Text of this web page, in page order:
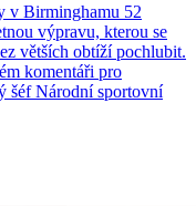
v Birminghamu 52
výpravu, kterou se
větších obtíží pochlubit.
komentáři pro
šéf Národní sportovní